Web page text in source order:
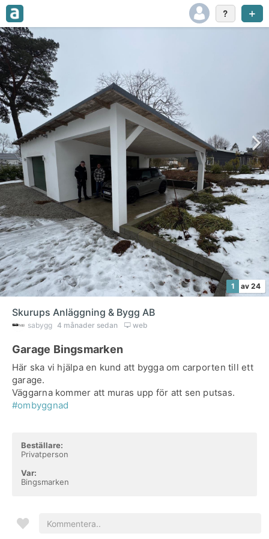
1 av 24
Skurups Anläggning & Bygg AB
sabygg 4 månader sedan web
Garage Bingsmarken
Här ska vi hjälpa en kund att bygga om carporten till ett
garage.
Väggarna kommer att muras upp för att sen putsas.
#ombyggnad
Beställare:
Privatperson
Var:
Bingsmarken